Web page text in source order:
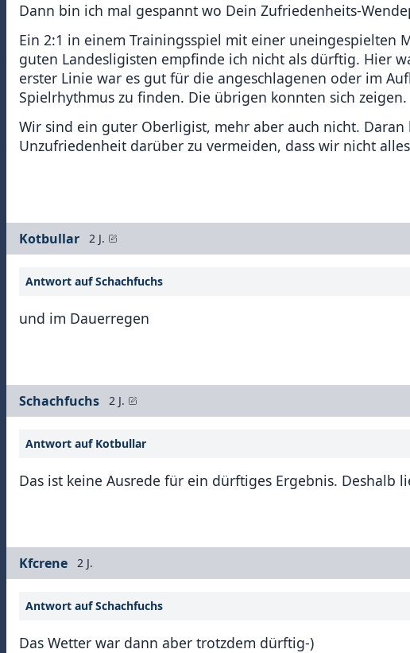
Dann bin ich mal gespannt wo Dein Zufriedenheits-
Ein 2:1 in einem Trainingsspiel mit einer uneingespielten
guten Landesligisten empfinde ich nicht als dürftig. Hier
erster Linie war es gut für die angeschlagenen oder im
Spielrhythmus zu finden. Die übrigen konnten sich zeigen.
Wir sind ein guter Oberligist, mehr aber auch nicht.
Unzufriedenheit darüber zu vermeiden, dass wir nicht
Kotbullar 2 J.
Antwort auf Schachfuchs
und im Dauerregen
Schachfuchs 2 J.
Antwort auf Kotbullar
Das ist keine Ausrede für ein dürftiges Ergebnis. Deshalb
Kfcrene 2 J.
Antwort auf Schachfuchs
Das Wetter war dann aber trotzdem dürftig-)